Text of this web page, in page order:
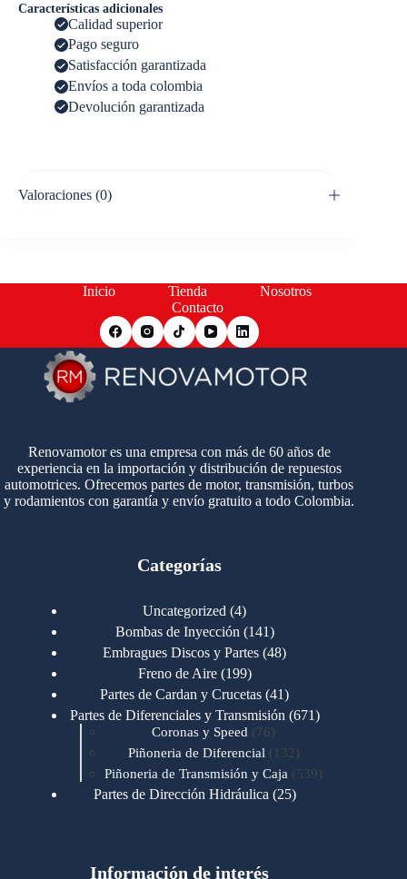
Características adicionales
Calidad superior
Pago seguro
Satisfacción garantizada
Envíos a toda colombia
Devolución garantizada
Valoraciones (0)
Inicio Tienda
Nosotros
Contacto
Renovamotor es una empresa con más de 60 años de
experiencia en la importación y distribución de repuestos
automotrices. Ofrecemos partes de motor, transmisión, turbos
y rodamientos con garantía y envío gratuito a todo Colombia.
Categorías
Uncategorized 44
productos
Bombas de Inyección 141141
productos
Embragues Discos y Partes 4848
Freno de Aire 199199
productos
Partes de Cardan y Crucetas 4141
productos
Partes de Diferenciales y Transmisión 671671
Coronas y Speed 7676
productos
Piñoneria de Diferencial 132 132
productos
Piñoneria de Transmisión y Caja 539539
Partes de Dirección Hidráulica 2525
Motores Cummins 723
Información de interés